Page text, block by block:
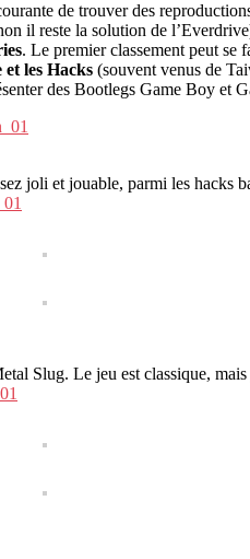
de trouver des
il reste la solution de
. Le premier classement peut
les Hacks (souvent venus de
des Bootlegs Game Boy et
joli et jouable, parmi les
Slug. Le jeu est classique,